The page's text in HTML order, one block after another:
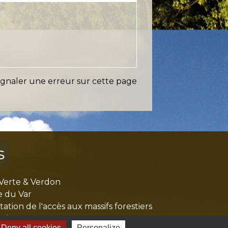
une erreur sur cette page
& Verdon
du Var
de l'accès aux massifs forestiers
Ouest Var